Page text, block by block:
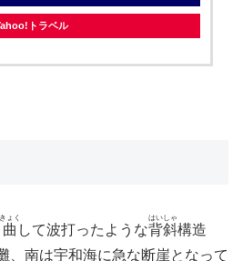
トラベル
ょく
して波打ったような背斜
はいしゃ
構造
、南は宇和海に急な断崖となって